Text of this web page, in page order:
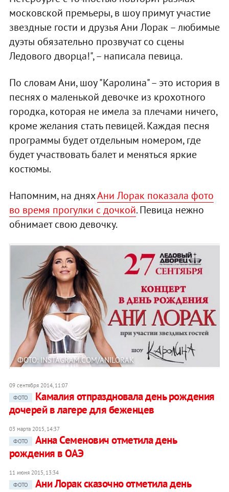
московской премьеры, в шоу примут участие
звездные гости и друзья Ани Лорак – любимые
дуэты обязательно прозвучат со сцены
Ледового дворца!", – написала певица.
По словам Ани, шоу "Каролина" – это история в
песнях о маленькой девочке из крохотного
городка, которая не имела за плечами ничего,
кроме желания стать певицей. Каждая песня
программы будет отдельным номером, где
будет участвовать балет и меняться яркие
костюмы.
Напомним, на дняхАни Лорак показала фото
во время прогулки с дочкой. Певица нежно
обнимает свою девочку.
ФОТО: INSTAGRAM.COM/ANILORAK
09 сентября 2014, 11:07
ФОТО
Камалия отпраздновала день рождения
дочерей в лагере для беженцев
03 марта 2015, 14:37
ФОТО
Анна Семенович отметила день
рождения в ОАЭ
11 июня 2015, 13:34
ФОТО
Ани Лорак сказочно отметила день